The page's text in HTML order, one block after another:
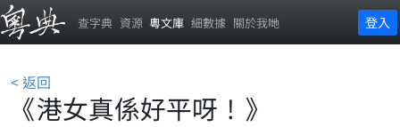
查字典 資源 粵文庫 細數據 關於我哋 登入
< 返回
《港女真係好平呀！》